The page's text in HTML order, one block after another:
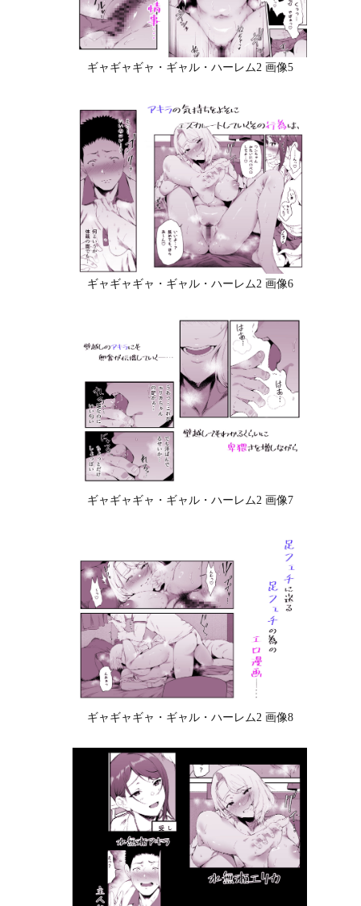
ギャギャギャ・ギャル・ハーレム2 画像5
ギャギャギャ・ギャル・ハーレム2 画像6
ギャギャギャ・ギャル・ハーレム2 画像7
ギャギャギャ・ギャル・ハーレム2 画像8